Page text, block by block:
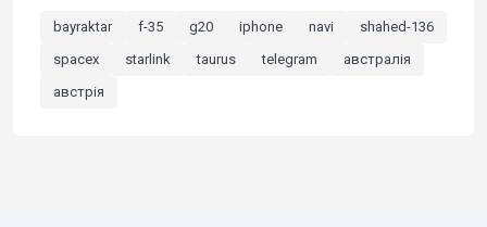
bayraktar f-35 g20 iphone navi
shahed-136
spacex
starlink taurus telegram
австралія
австрія